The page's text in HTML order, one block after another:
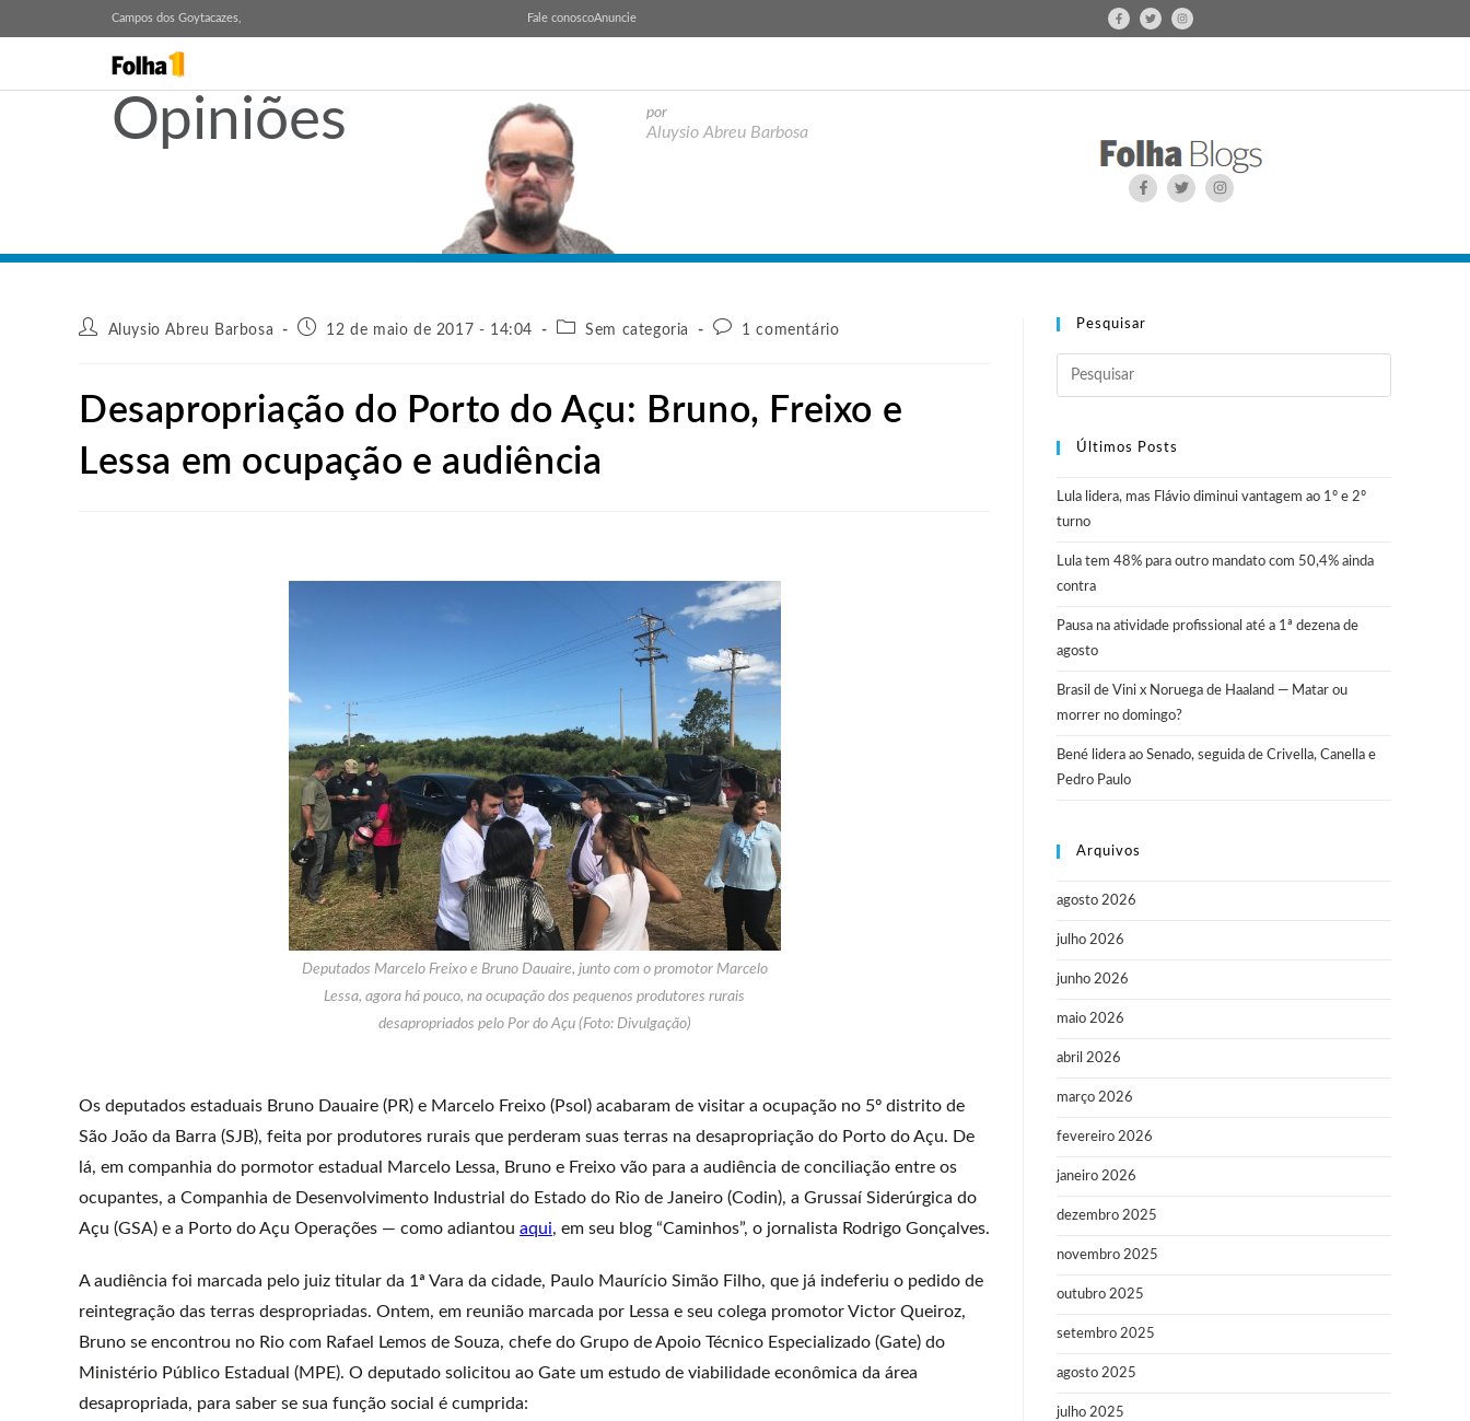
Campos dos Goytacazes, Fale conoscoAnuncie
Opiniões por
Aluysio Abreu Barbosa
Aluysio Abreu Barbosa 12 de maio de 2017 - 14:04 Sem categoria 1 comentário
Desapropriação do Porto do Açu: Bruno, Freixo e
Lessa em ocupação e audiência
Deputados Marcelo Freixo e Bruno Dauaire, junto com o promotor Marcelo
Lessa, agora há pouco, na ocupação dos pequenos produtores rurais
desapropriados pelo Por do Açu (Foto: Divulgação)
Os deputados estaduais Bruno Dauaire (PR) e Marcelo Freixo (Psol) acabaram de visitar a ocupação no 5º distrito de
São João da Barra (SJB), feita por produtores rurais que perderam suas terras na desapropriação do Porto do Açu. De
lá, em companhia do pormotor estadual Marcelo Lessa, Bruno e Freixo vão para a audiência de conciliação entre os
ocupantes, a Companhia de Desenvolvimento Industrial do Estado do Rio de Janeiro (Codin), a Grussaí Siderúrgica do
Açu (GSA) e a Porto do Açu Operações — como adiantou aqui, em seu blog “Caminhos”, o jornalista Rodrigo Gonçalves.
A audiência foi marcada pelo juiz titular da 1ª Vara da cidade, Paulo Maurício Simão Filho, que já indeferiu o pedido de
reintegração das terras despropriadas. Ontem, em reunião marcada por Lessa e seu colega promotor Victor Queiroz,
Bruno se encontrou no Rio com Rafael Lemos de Souza, chefe do Grupo de Apoio Técnico Especializado (Gate) do
Ministério Público Estadual (MPE). O deputado solicitou ao Gate um estudo de viabilidade econômica da área
desapropriada, para saber se sua função social é cumprida:
Pesquisar
Últimos Posts
Lula lidera, mas Flávio diminui vantagem ao 1º e 2º
turno
Lula tem 48% para outro mandato com 50,4% ainda
contra
Pausa na atividade profissional até a 1ª dezena de
agosto
Brasil de Vini x Noruega de Haaland — Matar ou
morrer no domingo?
Bené lidera ao Senado, seguida de Crivella, Canella e
Pedro Paulo
Arquivos
agosto 2026
julho 2026
junho 2026
maio 2026
abril 2026
março 2026
fevereiro 2026
janeiro 2026
dezembro 2025
novembro 2025
outubro 2025
setembro 2025
agosto 2025
julho 2025